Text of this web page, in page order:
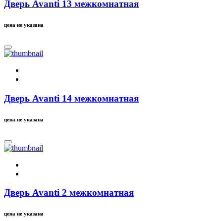
Дверь Avanti 13 межкомнатная
цена не указана
Дверь Avanti 14 межкомнатная
цена не указана
Дверь Avanti 2 межкомнатная
цена не указана